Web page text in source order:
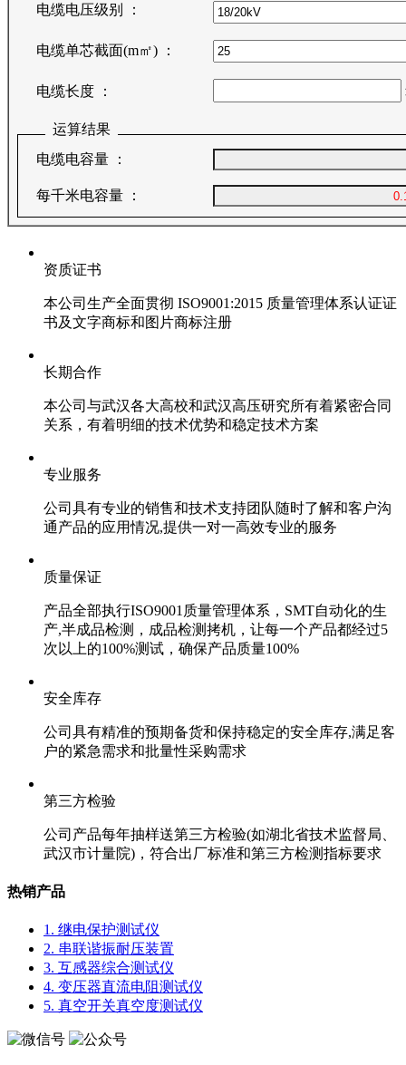
电缆电压级别 ：
电缆单芯截面(m㎡) ：
电缆长度 ：
运算结果
电缆电容量 ：
每千米电容量 ：
资质证书
本公司生产全面贯彻 ISO9001:2015 质量管理体系认证证
书及文字商标和图片商标注册
长期合作
本公司与武汉各大高校和武汉高压研究所有着紧密合同
关系，有着明细的技术优势和稳定技术方案
专业服务
公司具有专业的销售和技术支持团队随时了解和客户沟
通产品的应用情况,提供一对一高效专业的服务
质量保证
产品全部执行ISO9001质量管理体系，SMT自动化的生
产,半成品检测，成品检测拷机，让每一个产品都经过5
次以上的100%测试，确保产品质量100%
安全库存
公司具有精准的预期备货和保持稳定的安全库存,满足客
户的紧急需求和批量性采购需求
第三方检验
公司产品每年抽样送第三方检验(如湖北省技术监督局、
武汉市计量院)，符合出厂标准和第三方检测指标要求
热销产品
1. 继电保护测试仪
2. 串联谐振耐压装置
3. 互感器综合测试仪
4. 变压器直流电阻测试仪
5. 真空开关真空度测试仪